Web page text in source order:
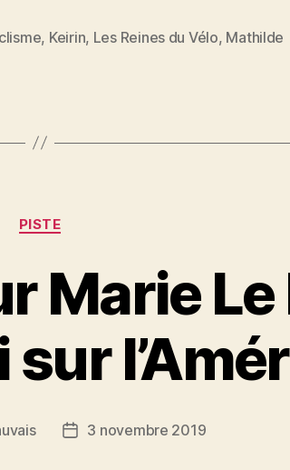
, Keirin, Les Reines du Vélo, Mathilde
Catégories
PISTE
Marie Le
Date3 novembre 2019